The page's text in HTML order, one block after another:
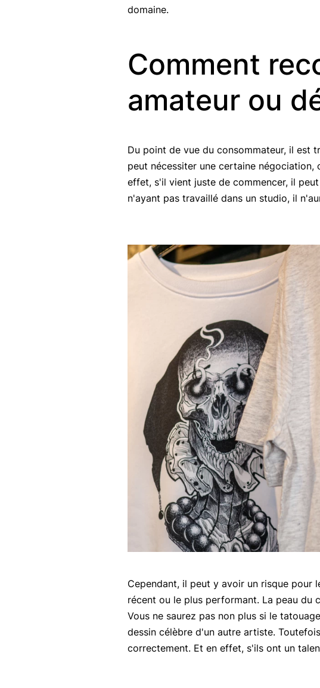
domaine.
Comment
amateur ou
Du point de vue du consommateur, il est
peut nécessiter une certaine
effet, s'il vient juste de commencer, il
n'ayant pas travaillé dans un studio, il
Cependant, il peut y avoir un risque pour
récent ou le plus performant. La peau du
Vous ne saurez pas non plus si le
dessin célèbre d'un autre artiste.
correctement. Et en effet, s'ils ont un